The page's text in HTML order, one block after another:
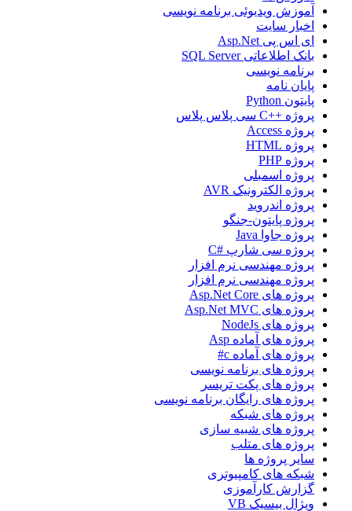
آموزش ویدیوئی برنامه نویسی
اخبار سایت
ای اس پی Asp.Net
بانک اطلاعاتی SQL Server
برنامه نویسی
پایان نامه
پایتون Python
پروژه ++C سی پلاس پلاس
پروژه Access
پروژه HTML
پروژه PHP
پروژه اسمبلی
پروژه الکترونیک AVR
پروژه اندروید
پروژه پایتون-جنگو
پروژه جاوا Java
پروژه سی شارپ #C
پروژه مهندسی نرم افزار
پروژه مهندسی نرم افزار
پروژه های Asp.Net Core
پروژه های Asp.Net MVC
پروژه های NodeJs
پروژه های آماده Asp
پروژه های آماده c#
پروژه های برنامه نویسی
پروژه های پکت تریسر
پروژه های رایگان برنامه نویسی
پروژه های شبکه
پروژه های شبیه سازی
پروژه های متلب
سایر پروژه ها
شبکه های کامپیوتری
گزارش کارآموزی
ویژال بیسیک VB